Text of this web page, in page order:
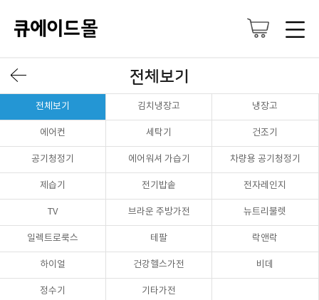
전체보기
전체보기 김치냉장고 냉장고
에어컨 세탁기 건조기
공기청정기 에어워셔 가습기 차량용 공기청정기
제습기 전기밥솥 전자레인지
TV 브라운 주방가전 뉴트리불렛
일렉트로룩스 테팔 락앤락
하이얼 건강헬스가전 비데
정수기 기타가전